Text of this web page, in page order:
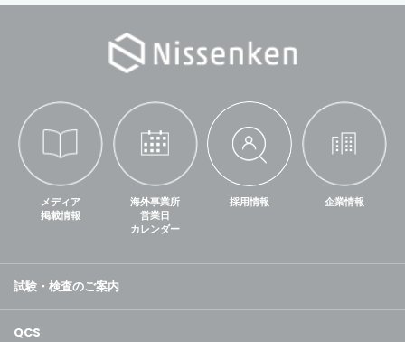
メディア
掲載情報
海外事業所
営業日
カレンダー
採用情報 企業情報
試験・検査のご案内
QCS